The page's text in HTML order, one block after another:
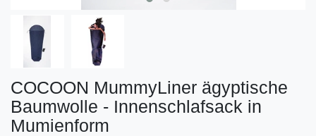
COCOON MummyLiner ägyptische
Baumwolle - Innenschlafsack in
Mumienform